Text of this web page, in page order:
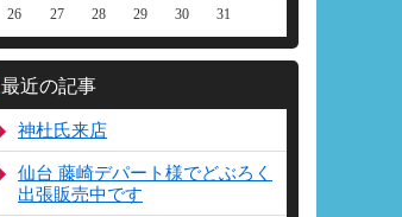
26
27 28 29 30 31
最近の記事
神杜氏来店
仙台 藤崎デパート様でどぶろく
出張販売中です